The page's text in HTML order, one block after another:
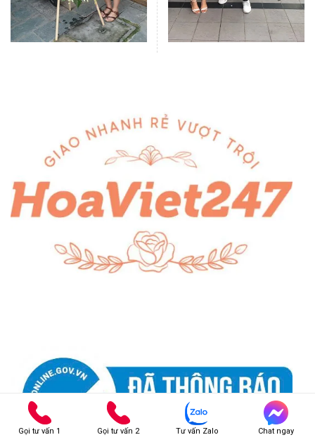
Gọi tư vấn 1 Gọi tư vấn 2 Tư vấn Zalo Chat ngay